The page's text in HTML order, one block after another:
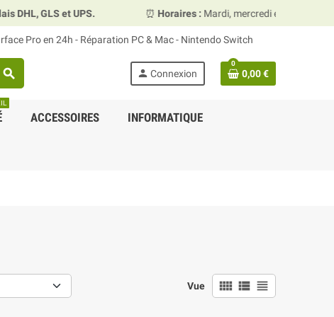
⏰Horaires : Mardi, mercredi et vendredi 10h00–13h30 &
Pro en 24h - Réparation PC & Mac - Nintendo Switch
search person Connexion
0
0,00 €
ACCESSOIRES INFORMATIQUE
Vue view_comfy view_list view_headline